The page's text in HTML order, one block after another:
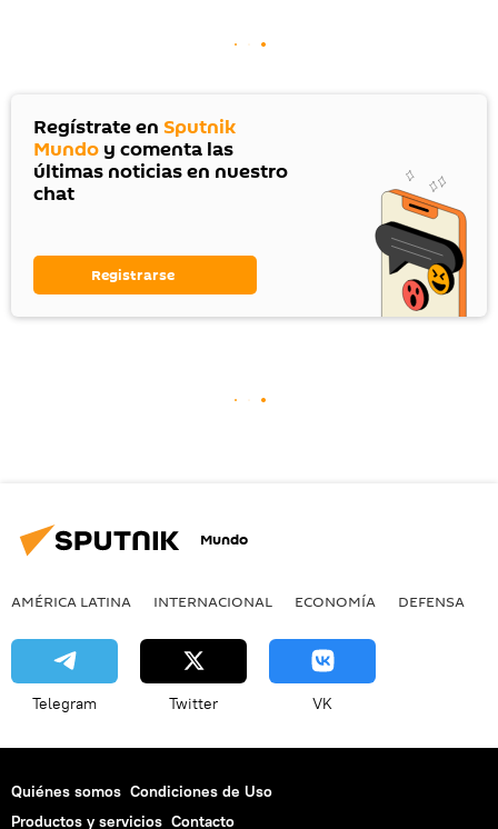
Regístrate en Sputnik
Mundo y comenta las
últimas noticias en nuestro
chat
Registrarse
Mundo
AMÉRICA LATINA INTERNACIONAL ECONOMÍA DEFENSA
Telegram Twitter VK
Quiénes somos Condiciones de Uso
Productos y servicios Contacto